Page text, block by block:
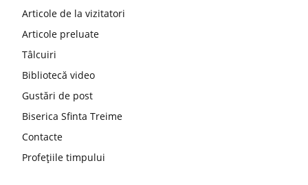
Articole de la vizitatori
Articole preluate
Tâlcuiri
Bibliotecă video
Gustări de post
Biserica Sfinta Treime
Contacte
Profețiile timpului